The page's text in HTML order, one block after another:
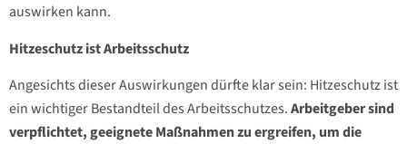
auswirken kann.
Hitzeschutz ist Arbeitsschutz
Angesichts dieser Auswirkungen dürfte klar sein: Hitzeschutz ist
ein wichtiger Bestandteil des Arbeitsschutzes.Arbeitgeber sind
verpflichtet, geeignete Maßnahmen zu ergreifen, um die